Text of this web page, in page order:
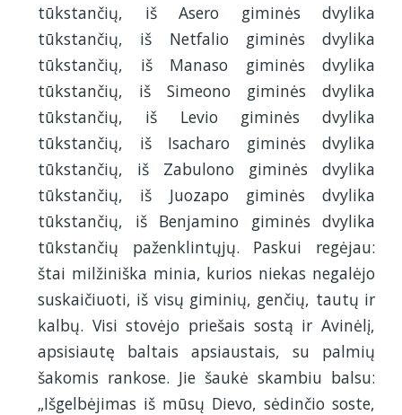
tūkstančių, iš Asero giminės dvylika
tūkstančių, iš Netfalio giminės dvylika
tūkstančių, iš Manaso giminės dvylika
tūkstančių, iš Simeono giminės dvylika
tūkstančių, iš Levio giminės dvylika
tūkstančių, iš Isacharo giminės dvylika
tūkstančių, iš Zabulono giminės dvylika
tūkstančių, iš Juozapo giminės dvylika
tūkstančių, iš Benjamino giminės dvylika
tūkstančių paženklintųjų. Paskui regėjau:
štai milžiniška minia, kurios niekas negalėjo
suskaičiuoti, iš visų giminių, genčių, tautų ir
kalbų. Visi stovėjo priešais sostą ir Avinėlį,
apsisiautę baltais apsiaustais, su palmių
šakomis rankose. Jie šaukė skambiu balsu:
„Išgelbėjimas iš mūsų Dievo, sėdinčio soste,